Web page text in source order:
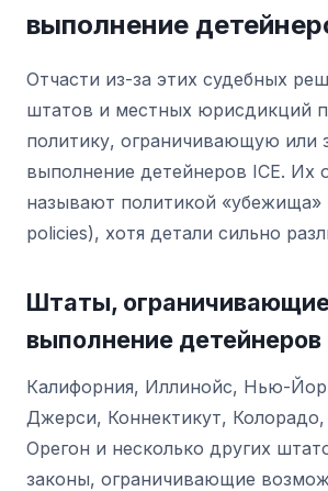
выполнение
Отчасти из-за этих судебных
штатов и местных юрисдикций
политику, ограничивающую
выполнение детейнеров ICE. Их
называют политикой «убежища»
policies), хотя детали сильно
Штаты,
выполнение детейнеров
Калифорния, Иллинойс, Нью-
Джерси, Коннектикут,
Орегон и несколько других
законы, ограничивающие